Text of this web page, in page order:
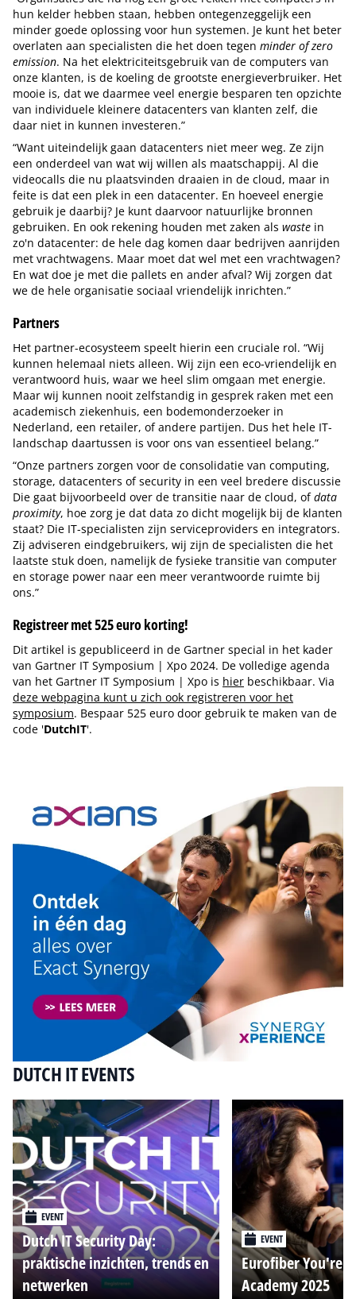
hun kelder hebben staan, hebben ontegenzeggelijk een
minder goede oplossing voor hun systemen. Je kunt het beter
overlaten aan specialisten die het doen tegen minder of zero
emission. Na het elektriciteitsgebruik van de computers van
onze klanten, is de koeling de grootste energieverbruiker. Het
mooie is, dat we daarmee veel energie besparen ten opzichte
van individuele kleinere datacenters van klanten zelf, die
daar niet in kunnen investeren.”
“Want uiteindelijk gaan datacenters niet meer weg. Ze zijn
een onderdeel van wat wij willen als maatschappij. Al die
videocalls die nu plaatsvinden draaien in de cloud, maar in
feite is dat een plek in een datacenter. En hoeveel energie
gebruik je daarbij? Je kunt daarvoor natuurlijke bronnen
gebruiken. En ook rekening houden met zaken als waste in
zo'n datacenter: de hele dag komen daar bedrijven aanrijden
met vrachtwagens. Maar moet dat wel met een vrachtwagen?
En wat doe je met die pallets en ander afval? Wij zorgen dat
we de hele organisatie sociaal vriendelijk inrichten.”
Partners
Het partner-ecosysteem speelt hierin een cruciale rol. “Wij
kunnen helemaal niets alleen. Wij zijn een eco-vriendelijk en
verantwoord huis, waar we heel slim omgaan met energie.
Maar wij kunnen nooit zelfstandig in gesprek raken met een
academisch ziekenhuis, een bodemonderzoeker in
Nederland, een retailer, of andere partijen. Dus het hele IT-
landschap daartussen is voor ons van essentieel belang.”
“Onze partners zorgen voor de consolidatie van computing,
storage, datacenters of security in een veel bredere discussie
Die gaat bijvoorbeeld over de transitie naar de cloud, ofdata
proximity, hoe zorg je dat data zo dicht mogelijk bij de klanten
staat? Die IT-specialisten zijn serviceproviders en integrators.
Zij adviseren eindgebruikers, wij zijn de specialisten die het
laatste stuk doen, namelijk de fysieke transitie van computer
en storage power naar een meer verantwoorde ruimte bij
ons.”
Registreer met 525 euro korting!
Dit artikel is gepubliceerd in de Gartner special in het kader
van Gartner IT Symposium | Xpo 2024. De volledige agenda
van het Gartner IT Symposium | Xpo is hier beschikbaar. Via
deze webpagina kunt u zich ook registreren voor het
symposium. Bespaar 525 euro door gebruik te maken van de
code 'DutchIT'.
DUTCH IT EVENTS
EVENT
Dutch IT Security Day:
praktische inzichten, trends en
netwerken
EVENT
Eurofiber You're
Academy 2025